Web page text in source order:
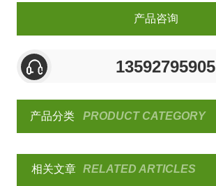
产品咨询
13592795905
产品分类 PRODUCT CATEGORY
相关文章 RELATED ARTICLES